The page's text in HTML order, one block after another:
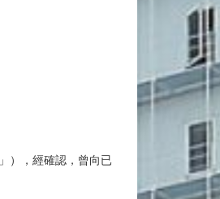
），經確認，曾向已